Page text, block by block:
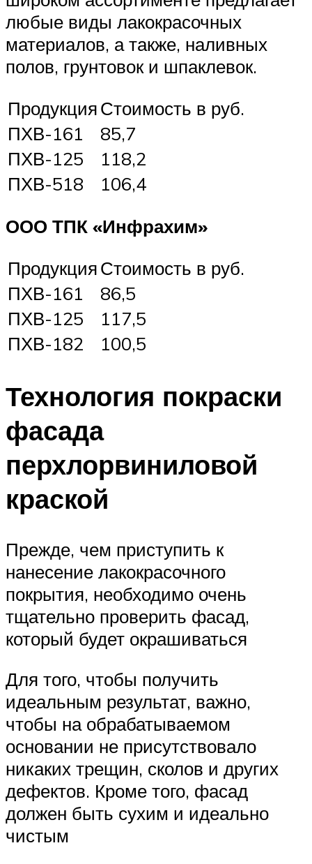
любые виды лакокрасочных
материалов, а также, наливных
полов, грунтовок и шпаклевок.
ПродукцияСтоимость в руб.
ПХВ-161
85,7
ПХВ-125
118,2
ПХВ-518
106,4
ООО ТПК «Инфрахим»
ПродукцияСтоимость в руб.
ПХВ-161
86,5
ПХВ-125
117,5
ПХВ-182
100,5
Технология покраски
фасада
перхлорвиниловой
краской
Прежде, чем приступить к
нанесение лакокрасочного
покрытия, необходимо очень
тщательно проверить фасад,
который будет окрашиваться
Для того, чтобы получить
идеальным результат, важно,
чтобы на обрабатываемом
основании не присутствовало
никаких трещин, сколов и других
дефектов. Кроме того, фасад
должен быть сухим и идеально
чистым